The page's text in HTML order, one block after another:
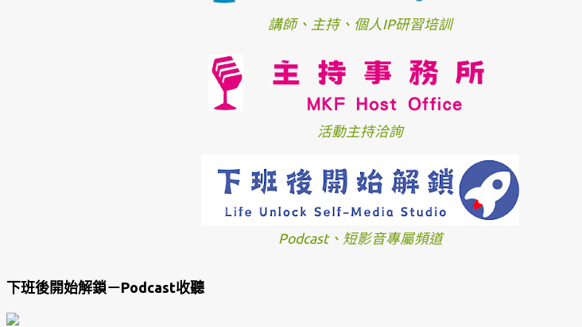
講師、主持、個人IP研習培訓
活動主持洽詢
Podcast、短影音專屬頻道
下班後開始解鎖－Podcast收聽